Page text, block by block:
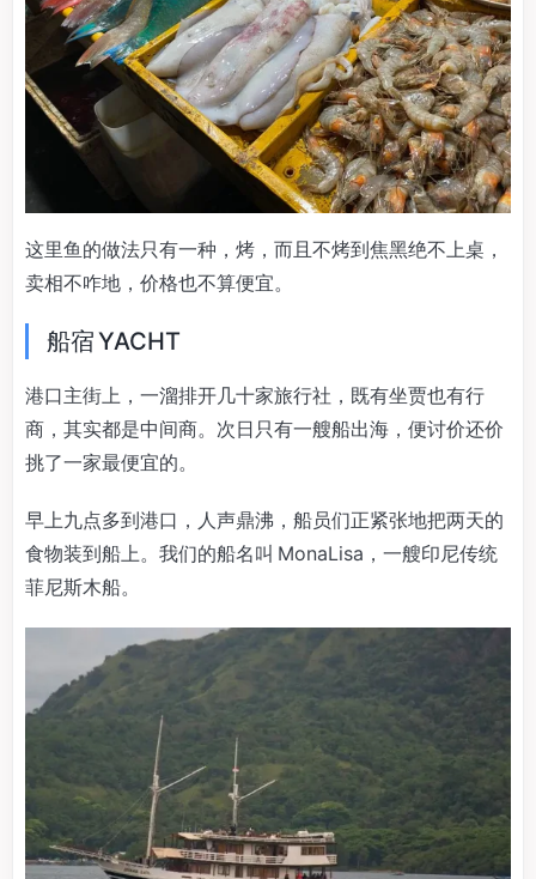
这里鱼的做法只有一种，烤，而且不烤到焦黑绝不上桌，
卖相不咋地，价格也不算便宜。
船宿 YACHT
港口主街上，一溜排开几十家旅行社，既有坐贾也有行
商，其实都是中间商。次日只有一艘船出海，便讨价还价
挑了一家最便宜的。
早上九点多到港口，人声鼎沸，船员们正紧张地把两天的
食物装到船上。我们的船名叫 MonaLisa，一艘印尼传统
菲尼斯木船。